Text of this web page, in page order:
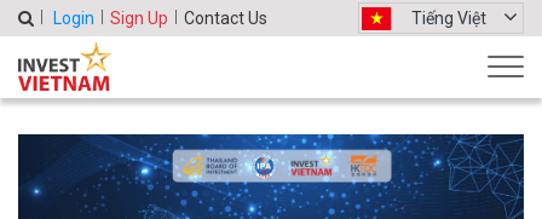
Login Sign Up Contact Us Tiếng Việt